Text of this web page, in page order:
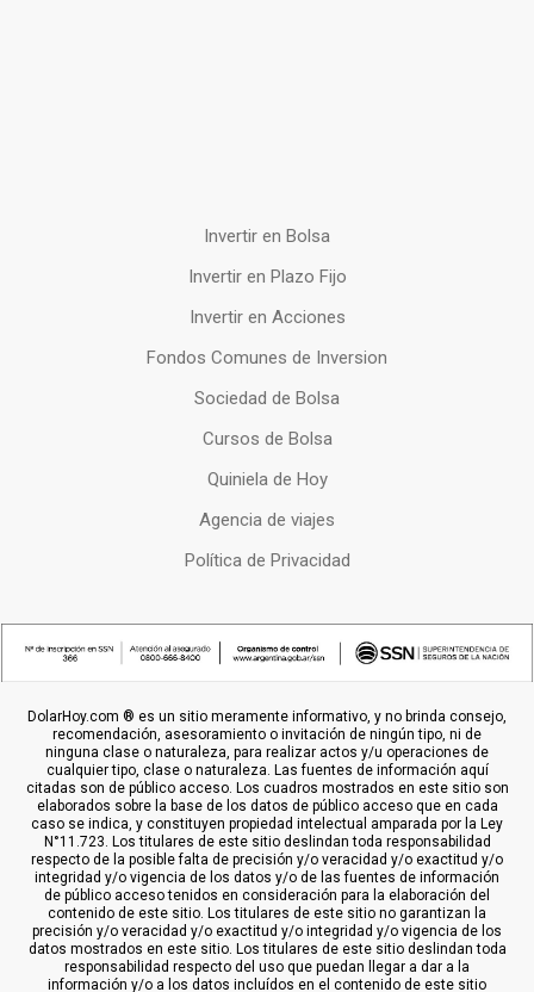
Invertir en Bolsa
Invertir en Plazo Fijo
Invertir en Acciones
Fondos Comunes de Inversion
Sociedad de Bolsa
Cursos de Bolsa
Quiniela de Hoy
Agencia de viajes
Política de Privacidad
DolarHoy.com ® es un sitio meramente informativo, y no brinda consejo,
recomendación, asesoramiento o invitación de ningún tipo, ni de
ninguna clase o naturaleza, para realizar actos y/u operaciones de
cualquier tipo, clase o naturaleza. Las fuentes de información aquí
citadas son de público acceso. Los cuadros mostrados en este sitio son
elaborados sobre la base de los datos de público acceso que en cada
caso se indica, y constituyen propiedad intelectual amparada por la Ley
N°11.723. Los titulares de este sitio deslindan toda responsabilidad
respecto de la posible falta de precisión y/o veracidad y/o exactitud y/o
integridad y/o vigencia de los datos y/o de las fuentes de información
de público acceso tenidos en consideración para la elaboración del
contenido de este sitio. Los titulares de este sitio no garantizan la
precisión y/o veracidad y/o exactitud y/o integridad y/o vigencia de los
datos mostrados en este sitio. Los titulares de este sitio deslindan toda
responsabilidad respecto del uso que puedan llegar a dar a la
información y/o a los datos incluídos en el contenido de este sitio